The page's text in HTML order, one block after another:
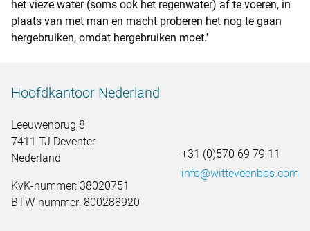
het vieze water (soms ook het regenwater) af te voeren, in
plaats van met man en macht proberen het nog te gaan
hergebruiken, omdat hergebruiken moet.'
Hoofdkantoor Nederland
Leeuwenbrug 8
7411 TJ Deventer
Nederland
KvK-nummer: 38020751
BTW-nummer: 800288920
+31 (0)570 69 79 11
info@witteveenbos.com